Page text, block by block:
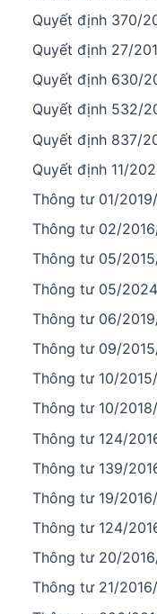
Quyết định 370/
Quyết định 27/
Quyết định 630/
Quyết định 532/
Quyết định 837/
Quyết định 11/
Thông tư 01/
Thông tư 02/
Thông tư 05/
Thông tư 05/
Thông tư 06/
Thông tư 09/
Thông tư 10/
Thông tư 10/
Thông tư 124/
Thông tư 139/
Thông tư 19/
Thông tư 124/
Thông tư 20/
Thông tư 21/